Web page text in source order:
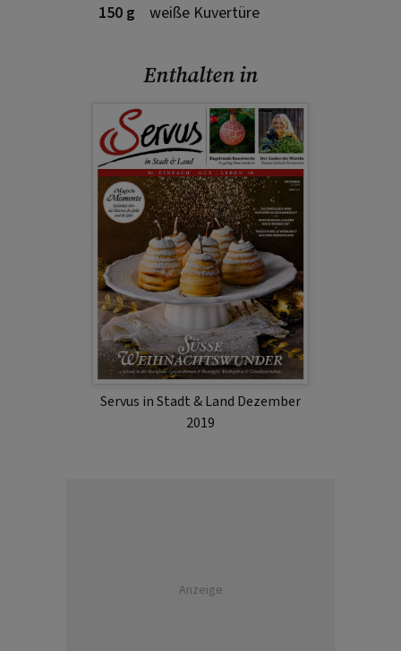
150 g
weiße Kuvertüre
Enthalten in
Servus in Stadt & Land Dezember
2019
Anzeige